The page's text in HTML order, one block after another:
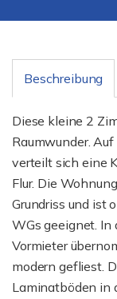
Beschreibung
Diese kleine 2
Raumwunder.
verteilt sich eine
Flur. Die
Grundriss und ist
WGs geeignet. In
Vormieter
modern gefliest.
Laminatböden in